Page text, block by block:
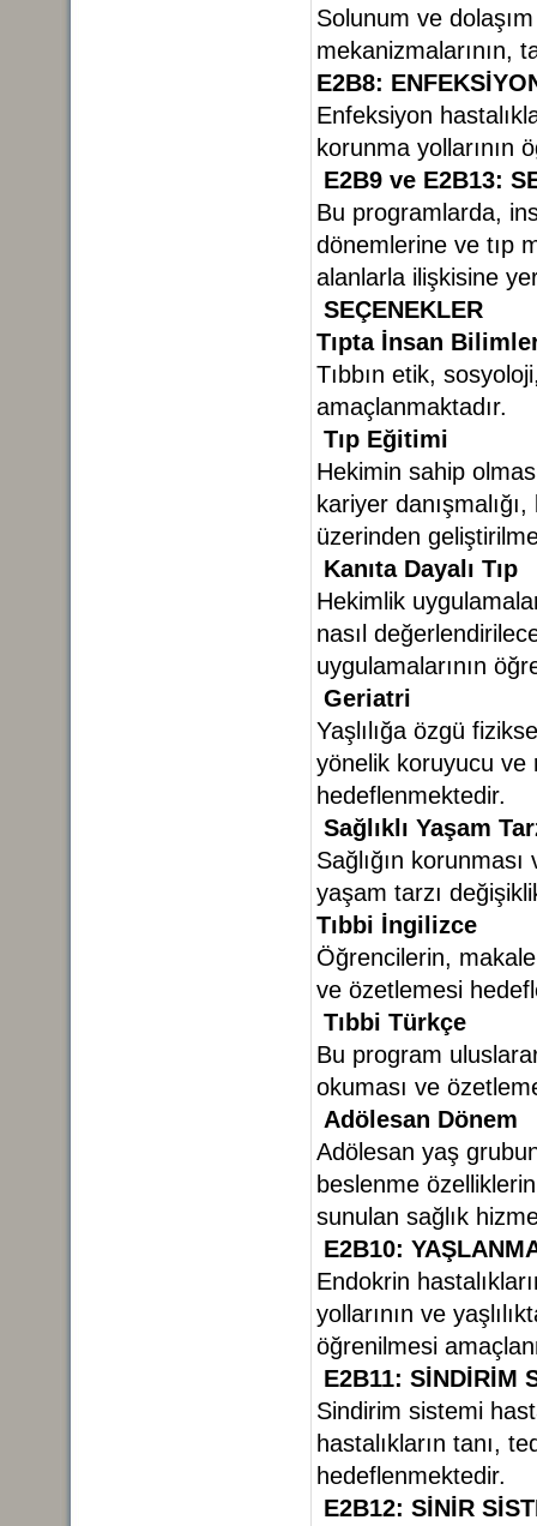
Solunum ve
mekanizmalarının,
E2B8:
Enfeksiyon
korunma yollarının
E2B9 ve E2B13:
Bu programlarda,
dönemlerine ve tıp
alanlarla ilişkisine
SEÇENEKLER
Tıpta İnsan
Tıbbın etik,
amaçlanmaktadır.
Tıp Eğitimi
Hekimin sahip
kariyer
üzerinden
Kanıta Dayalı Tıp
Hekimlik
nasıl
uygulamalarının
Geriatri
Yaşlılığa özgü
yönelik koruyucu ve
hedeflenmektedir.
Sağlıklı Yaşam
Sağlığın
yaşam tarzı
Tıbbi İngilizce
Öğrencilerin,
ve özetlemesi
Tıbbi Türkçe
Bu program
okuması ve
Adölesan Dönem
Adölesan yaş
beslenme
sunulan sağlık
E2B10:
Endokrin
yollarının ve
öğrenilmesi
E2B11: SİNDİRİM
Sindirim sistemi
hastalıkların tanı,
hedeflenmektedir.
E2B12: SİNİR